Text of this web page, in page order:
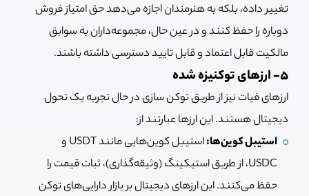
تغییر داده، بلکه به هنرمندان اجازه می‌دهد حق امتیاز فروش
دوباره را حفظ کنند و در عین حال، مجموعه‌داران به سوابق
مالکیت قابل اعتماد و قابل تایید دسترسی داشته باشند.
5- ارزهای توکنیزه شده
ارزهای فیات نیز از طریق توکن سازی در حال تجربه یک تحول
دیجیتال هستند. این ارزها عبارتند از:
استیبل کوین‌ها:
استیبل کوین‌هایی مانند USDT و
USDC، از طریق استیکینگ (وثیقه‌گذاری)، ثبات قیمت را
حفظ می‌کنند. این ارزهای دیجیتال بر بازار دارایی‌های توکن